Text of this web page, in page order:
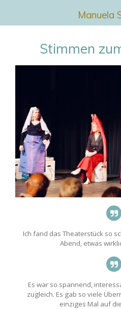
Manuela
Stimmen
Ich fand das Theaterstück so
Abend, etwas
Es war so spannend,
zugleich. Es gab so viele
einziges Mal auf